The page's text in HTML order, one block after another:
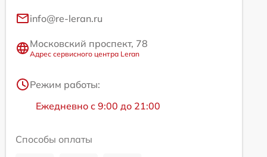
info@re-leran.ru
Московский проспект, 78
Адрес сервисного центра Leran
Режим работы:
Ежедневно с 9:00 до 21:00
Способы оплаты